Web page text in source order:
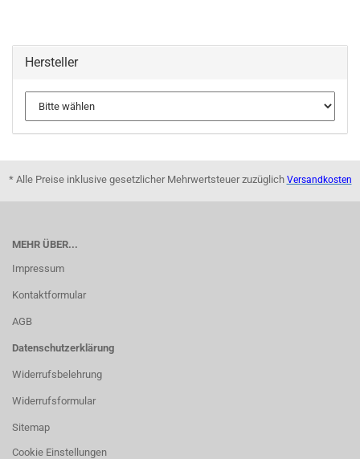
Hersteller
* Alle Preise inklusive gesetzlicher Mehrwertsteuer zuzüglich Versandkosten
MEHR ÜBER...
Impressum
Kontaktformular
AGB
Datenschutzerklärung
Widerrufsbelehrung
Widerrufsformular
Sitemap
Cookie Einstellungen